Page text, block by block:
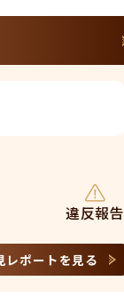
違反報告
レポートを見る